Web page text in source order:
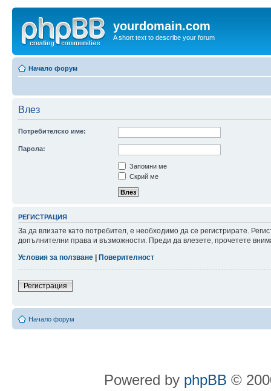
yourdomain.com
A short text to describe your forum
Начало форум
Влез
Потребителско име:
Парола:
Запомни ме
Скрий ме
РЕГИСТРАЦИЯ
За да влизате като потребител, е необходимо да се регистрирате.
допълнителни права и възможности. Преди да влезете, прочетете
Условия за ползване
Поверителност
Регистрация
Начало форум
Powered by phpBB ©